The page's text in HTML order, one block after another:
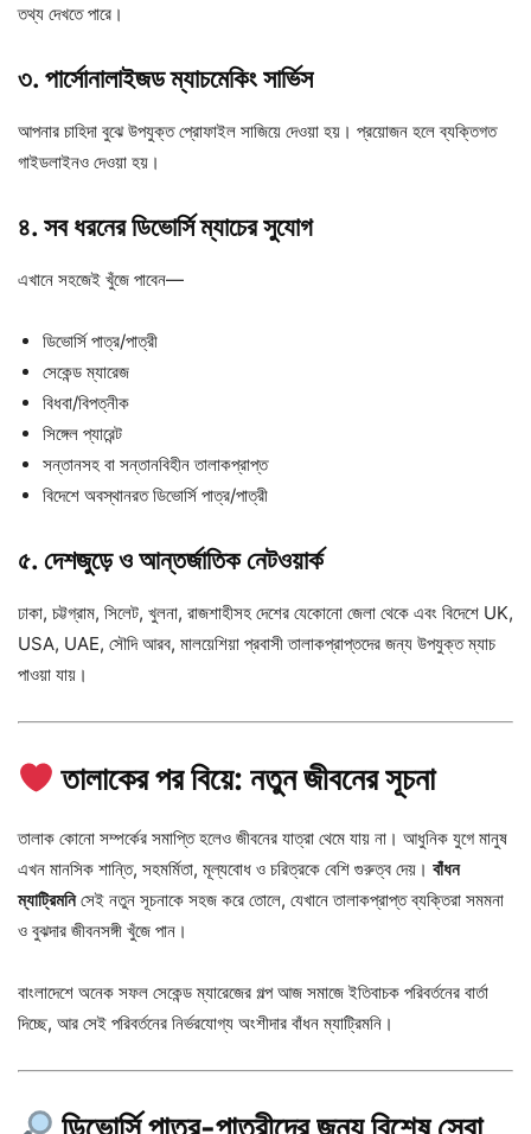
তথ্য দেখতে পারে।
৩. পার্সোনালাইজড ম্যাচমেকিং সার্ভিস
আপনার চাহিদা বুঝে উপযুক্ত প্রোফাইল সাজিয়ে দেওয়া হয়। প্রয়োজন হলে ব্যক্তিগত
গাইডলাইনও দেওয়া হয়।
৪. সব ধরনের ডিভোর্সি ম্যাচের সুযোগ
এখানে সহজেই খুঁজে পাবেন—
ডিভোর্সি পাত্র/পাত্রী
সেকেন্ড ম্যারেজ
বিধবা/বিপত্নীক
সিঙ্গেল প্যারেন্ট
সন্তানসহ বা সন্তানবিহীন তালাকপ্রাপ্ত
বিদেশে অবস্থানরত ডিভোর্সি পাত্র/পাত্রী
৫. দেশজুড়ে ও আন্তর্জাতিক নেটওয়ার্ক
ঢাকা, চট্টগ্রাম, সিলেট, খুলনা, রাজশাহীসহ দেশের যেকোনো জেলা থেকে এবং বিদেশে UK,
USA, UAE, সৌদি আরব, মালয়েশিয়া প্রবাসী তালাকপ্রাপ্তদের জন্য উপযুক্ত ম্যাচ
পাওয়া যায়।
তালাকের পর বিয়ে: নতুন জীবনের সূচনা
তালাক কোনো সম্পর্কের সমাপ্তি হলেও জীবনের যাত্রা থেমে যায় না। আধুনিক যুগে মানুষ
এখন মানসিক শান্তি, সহমর্মিতা, মূল্যবোধ ও চরিত্রকে বেশি গুরুত্ব দেয়। বাঁধন
ম্যাট্রিমনিসেই নতুন সূচনাকে সহজ করে তোলে, যেখানে তালাকপ্রাপ্ত ব্যক্তিরা সমমনা
ও বুঝদার জীবনসঙ্গী খুঁজে পান।
বাংলাদেশে অনেক সফল সেকেন্ড ম্যারেজের গল্প আজ সমাজে ইতিবাচক পরিবর্তনের বার্তা
দিচ্ছে, আর সেই পরিবর্তনের নির্ভরযোগ্য অংশীদার বাঁধন ম্যাট্রিমনি।